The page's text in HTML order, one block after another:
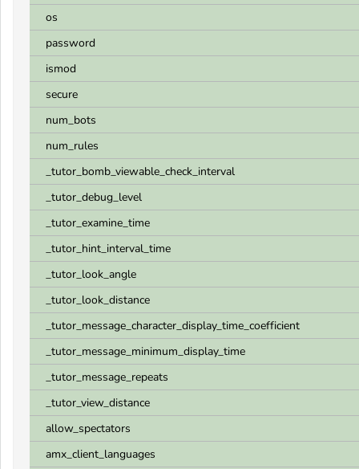
os
password
ismod
secure
num_bots
num_rules
_tutor_bomb_viewable_check_interval
_tutor_debug_level
_tutor_examine_time
_tutor_hint_interval_time
_tutor_look_angle
_tutor_look_distance
_tutor_message_character_display_time_coefficient
_tutor_message_minimum_display_time
_tutor_message_repeats
_tutor_view_distance
allow_spectators
amx_client_languages